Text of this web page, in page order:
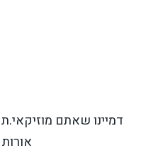
דמיינו שאתם